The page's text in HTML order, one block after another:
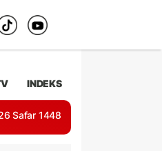
INDEKS
Safar 1448